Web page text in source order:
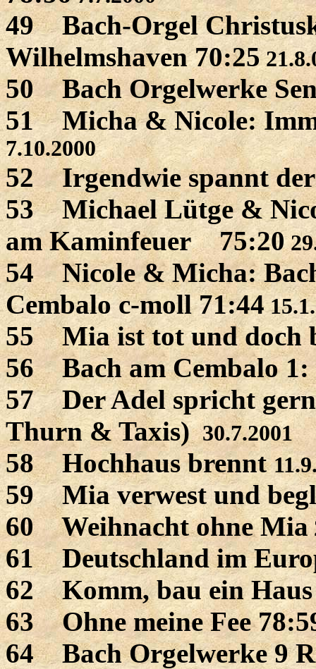
49 Bach-Orgel
Wilhelmshaven 70:25
50 Bach Orgelwerke
51 Micha & Nicole:
7.10.2000
52 Irgendwie spannt
53 Michael Lütge &
am Kaminfeuer 75:20
54 Nicole & Micha:
Cembalo c-moll 71:44
55 Mia ist tot und doch
56 Bach am Cembalo 1:
57 Der Adel spricht
Thurn & Taxis)30.7.2001
58 Hochhaus brennt
59 Mia verwest und
60 Weihnacht ohne Mia
61 Deutschland im
62 Komm, bau ein
63 Ohne meine Fee
64 Bach Orgelwerke 9